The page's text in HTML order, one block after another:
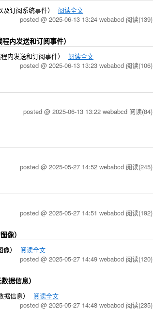
订阅系统事件）
阅读全文
posted @ 2025-06-13 13:24 webabcd 阅读(139)
内发送和订阅事件）
内发送和订阅事件）
阅读全文
posted @ 2025-06-13 13:23 webabcd 阅读(106)
posted @ 2025-06-13 13:22 webabcd 阅读(84)
posted @ 2025-05-27 14:52 webabcd 阅读(245)
posted @ 2025-05-27 14:51 webabcd 阅读(192)
像）
）
阅读全文
posted @ 2025-05-27 14:49 webabcd 阅读(120)
据信息）
信息）
阅读全文
posted @ 2025-05-27 14:48 webabcd 阅读(235)